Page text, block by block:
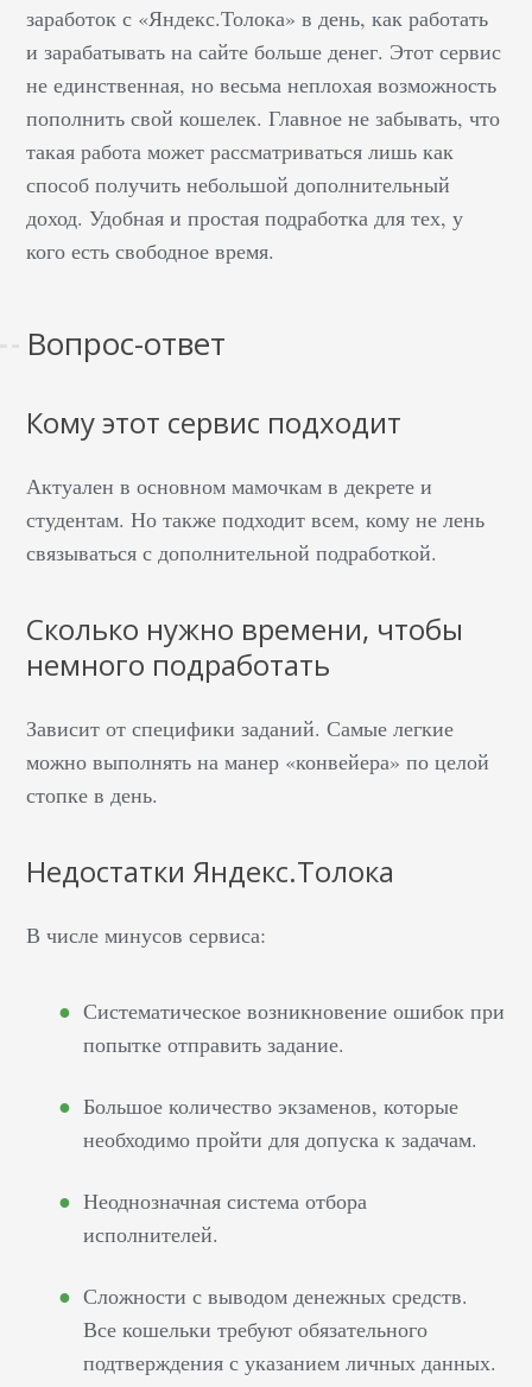
заработок с «Яндекс.Толока» в день, как работать
и зарабатывать на сайте больше денег. Этот сервис
не единственная, но весьма неплохая возможность
пополнить свой кошелек. Главное не забывать, что
такая работа может рассматриваться лишь как
способ получить небольшой дополнительный
доход. Удобная и простая подработка для тех, у
кого есть свободное время.
Вопрос-ответ
Кому этот сервис подходит
Актуален в основном мамочкам в декрете и
студентам. Но также подходит всем, кому не лень
связываться с дополнительной подработкой.
Сколько нужно времени, чтобы
немного подработать
Зависит от специфики заданий. Самые легкие
можно выполнять на манер «конвейера» по целой
стопке в день.
Недостатки Яндекс.Толока
В числе минусов сервиса:
Систематическое возникновение ошибок при
попытке отправить задание.
Большое количество экзаменов, которые
необходимо пройти для допуска к задачам.
Неоднозначная система отбора
исполнителей.
Сложности с выводом денежных средств.
Все кошельки требуют обязательного
подтверждения с указанием личных данных.